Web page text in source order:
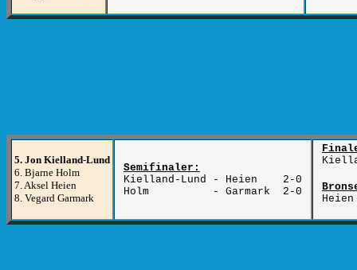
5. Jon Kielland-Lund
6. Bjarne Holm
7. Aksel Heien
8. Vegard Garmark
Semifinaler:
Kielland-Lund - Heien 2-0
Holm - Garmark 2-0